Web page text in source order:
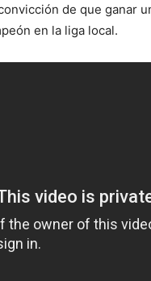
de que ganar
en la liga local.